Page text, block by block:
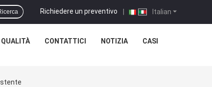
Italian
Richiedere un preventivo |
CONTATTICI NOTIZIA CASI